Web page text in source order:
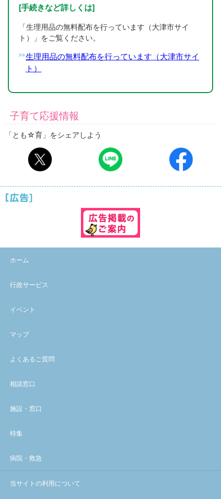
[手続きなど詳しくは]
「生理用品の無料配布を行っています（大津市サイ
ト）」をご覧ください。
生理用品の無料配布を行っています（大津市サイ
ト）
子育て応援情報
「とも☆育」をシェアしよう
ホーム
行政サービス
イベント
マップ
よくあるご質問
相談窓口
施設・窓口
特集
病院・救急
当サイトの利用について